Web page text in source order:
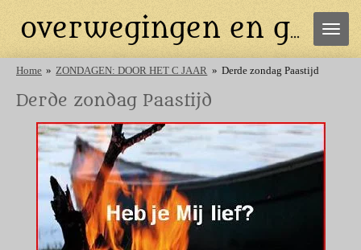
direct
de
overwegingen en gebeden
Home » ZONDAGEN: DOOR HET C JAAR » Derde zondag Paastijd
Derde zondag Paastijd